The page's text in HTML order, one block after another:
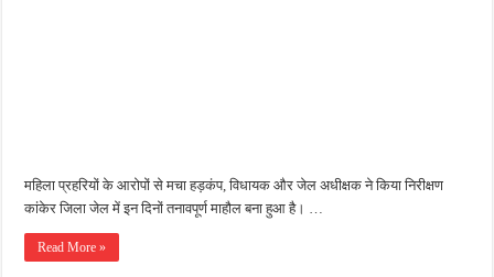
महिला प्रहरियों के आरोपों से मचा हड़कंप, विधायक और जेल अधीक्षक ने किया निरीक्षण
कांकेर जिला जेल में इन दिनों तनावपूर्ण माहौल बना हुआ है। …
Read More »